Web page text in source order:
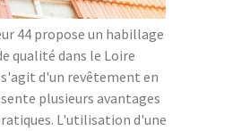
44 propose un habillage
qualité dans le Loire
d'un revêtement en
plusieurs avantages
L'utilisation d'une